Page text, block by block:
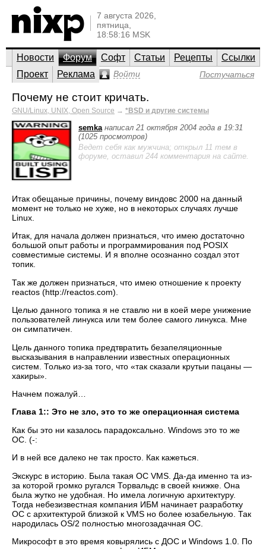
7 августа 2026,
пятница,
18:58:16 MSK
Новости Форум Софт Статьи Рецепты
Ссылки
Проект
Реклама Войти Постучаться
Почему не стоит кричать.
GNU/Linux, UNIX, Open Source → *BSD и другие системы
semka написал 21 октября 2004 года в 19:31
(1025 просмотров)
Ведет себя как мужчина; открыл 11 тем в
форуме, оставил 244 комментария на сайте.
Итак обещаные причины, почему виндовс 2000 на данный
момент не только не хуже, но в некоторых случаях лучше
Linux.
Итак, для начала должен признаться, что имею достаточно
большой опыт работы и программирования под POSIX
совместимые системы. И я вполне осознанно создал этот
топик.
Так же должен признаться, что имею отношение к проекту
reactos (http://reactos.com).
Целью данного топика я не ставлю ни в коей мере унижение
пользователей линукса или тем более самого линукса. Мне
он симпатичен.
Цель данного топика предтвратить безапеляционные
высказывания в направлении известных операционных
систем. Только из-за того, что «так сказали крутыи пацаны —
хакиры».
Начнем пожалуй…
Глава 1:: Это не зло, это то же операционная система
Как бы это ни казалось парадоксально. Windows это то же
ОС. (-:
И в ней все далеко не так просто. Как кажеться.
Экскурс в историю. Была такая ОС VMS. Да-да именно та из-
за которой громко ругался Торвальдс в своей книжке. Она
была жутко не удобная. Но имела логичную архитектуру.
Тогда небезизвестная компания ИБМ начинает разработку
ОС с архитектурой близкой к VMS но более юзабельную. Так
народилась OS/2 полностью многозадачная ОС.
Микрософт в это время ковырялись с ДОС и Windows 1.0. По